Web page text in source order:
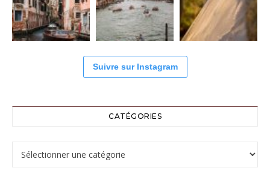
Suivre sur Instagram
CATÉGORIES
Catégories